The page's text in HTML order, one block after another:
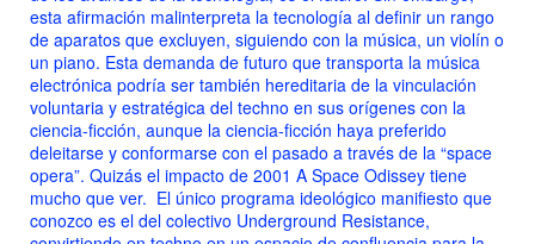
esta afirmación malinterpreta la tecnología al definir un rango
de aparatos que excluyen, siguiendo con la música, un violín o
un piano. Esta demanda de futuro que transporta la música
electrónica podría ser también hereditaria de la vinculación
voluntaria y estratégica del techno en sus orígenes con la
ciencia-ficción, aunque la ciencia-ficción haya preferido
deleitarse y conformarse con el pasado a través de la “space
opera”. Quizás el impacto de 2001 A Space Odissey tiene
mucho que ver. El único programa ideológico manifiesto que
conozco es el del colectivo Underground Resistance,